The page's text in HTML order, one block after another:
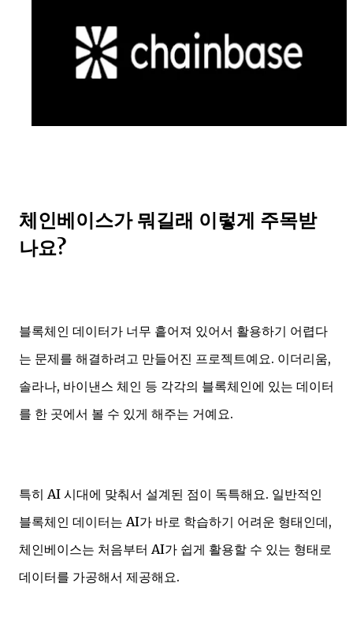
체인베이스가 뭐길래 이렇게 주목받
나요?
블록체인 데이터가 너무 흩어져 있어서 활용하기 어렵다
는 문제를 해결하려고 만들어진 프로젝트예요. 이더리움,
솔라나, 바이낸스 체인 등 각각의 블록체인에 있는 데이터
를 한 곳에서 볼 수 있게 해주는 거예요.
특히 AI 시대에 맞춰서 설계된 점이 독특해요. 일반적인
블록체인 데이터는 AI가 바로 학습하기 어려운 형태인데,
체인베이스는 처음부터 AI가 쉽게 활용할 수 있는 형태로
데이터를 가공해서 제공해요.